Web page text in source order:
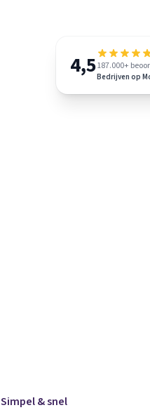
4,5187.000+
Bedrijven op
Simpel & snel